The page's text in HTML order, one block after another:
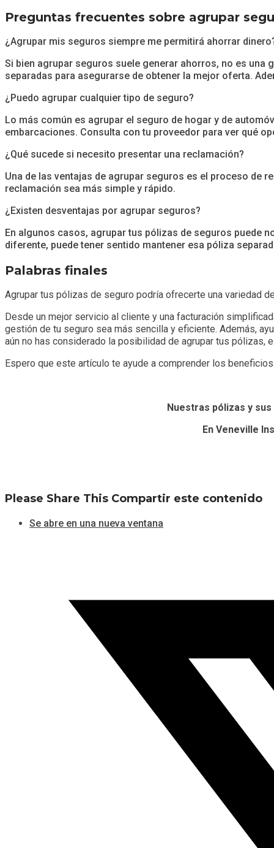
Preguntas frecuentes sobre agrupar
¿Agrupar mis seguros siempre me permitirá ahorrar
Si bien agrupar seguros suele generar ahorros, no es
separadas para asegurarse de obtener la mejor oferta.
¿Puedo agrupar cualquier tipo de seguro?
Lo más común es agrupar el seguro de hogar y de
embarcaciones. Consulta con tu proveedor para ver qué
¿Qué sucede si necesito presentar una reclamación?
Una de las ventajas de agrupar seguros es el proceso de
reclamación sea más simple y rápido.
¿Existen desventajas por agrupar seguros?
En algunos casos, agrupar tus pólizas de seguros puede
diferente, puede tener sentido mantener esa póliza
Palabras finales
Agrupar tus pólizas de seguro podría ofrecerte una variedad
Desde un mejor servicio al cliente y una facturación
gestión de tu seguro sea más sencilla y eficiente. Además,
aún no has considerado la posibilidad de agrupar tus
Espero que este artículo te ayude a comprender los
Nuestras pólizas y
En Veneville
Please Share This Compartir este contenido
Se abre en una nueva ventana